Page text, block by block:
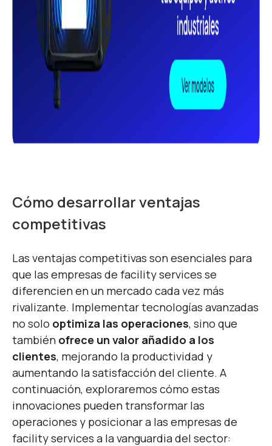
Cómo desarrollar ventajas
competitivas
Las ventajas competitivas son esenciales para
que las empresas de facility services se
diferencien en un mercado cada vez más
rivalizante. Implementar tecnologías avanzadas
no solo optimiza las operaciones, sino que
también ofrece un valor añadido a los
clientes, mejorando la productividad y
aumentando la satisfacción del cliente. A
continuación, exploraremos cómo estas
innovaciones pueden transformar las
operaciones y posicionar a las empresas de
facility services a la vanguardia del sector: